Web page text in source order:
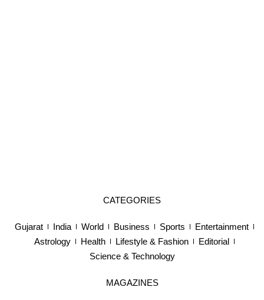
CATEGORIES
Gujarat India World Business Sports
Entertainment
Astrology
Health Lifestyle & Fashion
Editorial
Science & Technology
MAGAZINES